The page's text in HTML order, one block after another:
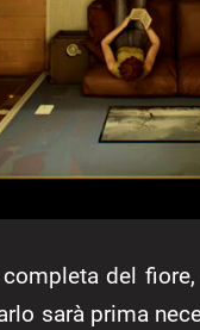
del
sarà prima